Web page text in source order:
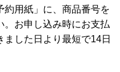
約用紙」に、商品番号を
。お申し込み時にお支払
した日より最短で14日